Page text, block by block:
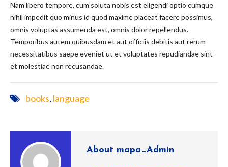
Nam libero tempore, cum soluta nobis est eligendi optio cumque
nihil impedit quo minus id quod maxime placeat facere possimus,
omnis voluptas assumenda est, omnis dolor repellendus.
Temporibus autem quibusdam et aut officiis debitis aut rerum
necessitatibus saepe eveniet ut et voluptates repudiandae sint
et molestiae non recusandae.
books, language
About mapa_Admin